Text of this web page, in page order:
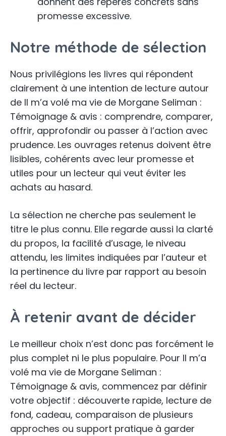
promesse excessive.
Notre méthode de sélection
Nous privilégions les livres qui répondent
clairement à une intention de lecture autour
de Il m’a volé ma vie de Morgane Seliman :
Témoignage & avis : comprendre, comparer,
offrir, approfondir ou passer à l’action avec
prudence. Les ouvrages retenus doivent être
lisibles, cohérents avec leur promesse et
utiles pour un lecteur qui veut éviter les
achats au hasard.
La sélection ne cherche pas seulement le
titre le plus connu. Elle regarde aussi la clarté
du propos, la facilité d’usage, le niveau
attendu, les limites indiquées par l’auteur et
la pertinence du livre par rapport au besoin
réel du lecteur.
À retenir avant de décider
Le meilleur choix n’est donc pas forcément le
plus complet ni le plus populaire. Pour Il m’a
volé ma vie de Morgane Seliman :
Témoignage & avis, commencez par définir
votre objectif : découverte rapide, lecture de
fond, cadeau, comparaison de plusieurs
approches ou support pratique à garder